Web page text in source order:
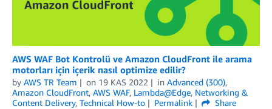
AWS WAF Bot Kontrolü ve Amazon CloudFront ile arama
motorları için içerik nasıl optimize edilir?
by AWS TR Team on 19 KAS 2022 in Advanced (300),
Amazon CloudFront, AWS WAF, Lambda@Edge, Networking &
Content Delivery, Technical How-to Permalink
Share